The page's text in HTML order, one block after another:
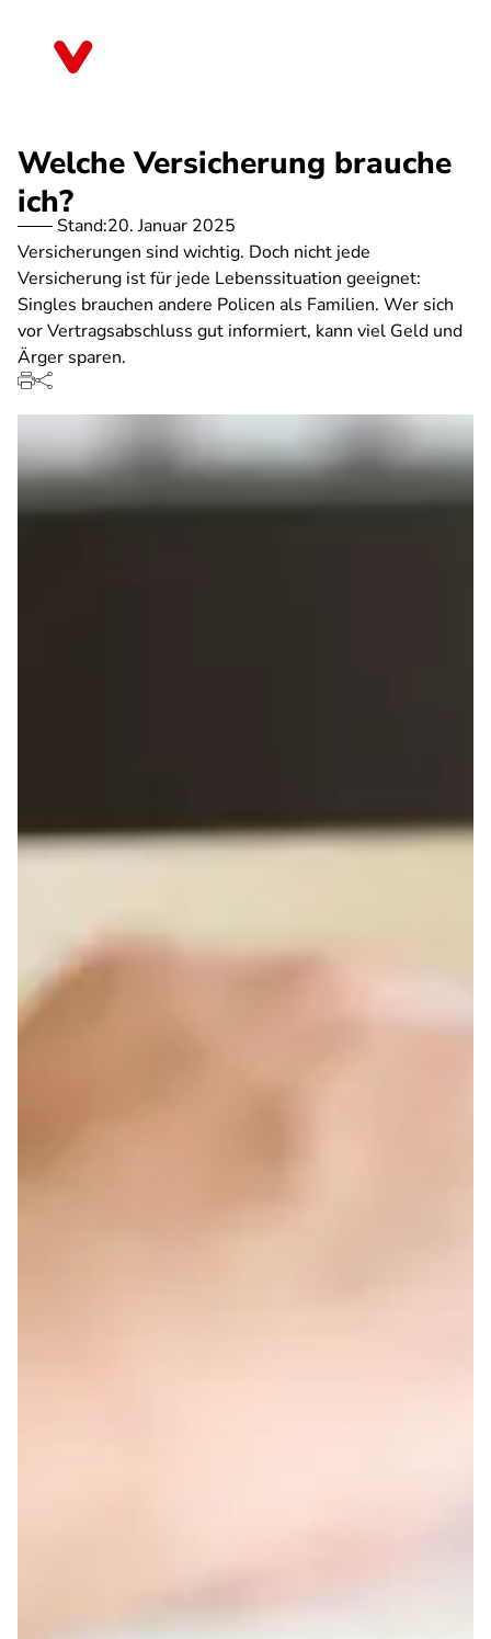
Welche Versicherung brauche
ich?
Stand:20. Januar 2025
Versicherungen sind wichtig. Doch nicht jede
Versicherung ist für jede Lebenssituation geeignet:
Singles brauchen andere Policen als Familien. Wer sich
vor Vertragsabschluss gut informiert, kann viel Geld und
Ärger sparen.